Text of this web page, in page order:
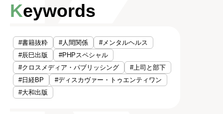
Keywords
#書籍抜粋 #人間関係
#メンタルヘルス
#辰巳出版
#PHPスペシャル
#クロスメディア・パブリッシング
#上司と部下
#日経BP
#ディスカヴァー・トゥエンティワン
#大和出版